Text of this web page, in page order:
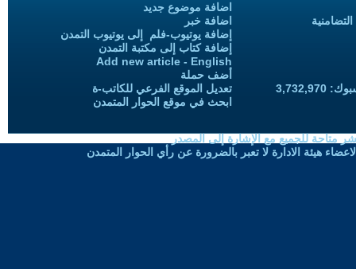
اضافة موضوع جديد
اضافة خبر
إضافة يوتيوب-فلم إلى يوتيوب التمدن
إضافة كتاب إلى مكتبة التمدن
Add new article - English
أضف حملة
تعديل الموقع الفرعي للكاتب-ة
ابحث في موقع الحوار المتمدن
متاحة للجميع مع الإشارة إلى المصدر
هيئة الادارة لا تعبر بالضرورة عن رأي الحوار المتمدن